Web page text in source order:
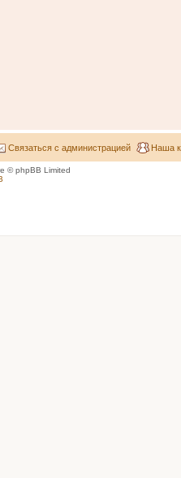
Наша
Связаться с администрацией
© phpBB Limited